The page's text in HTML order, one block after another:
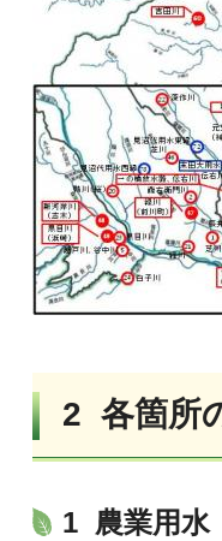
2 各箇所
1 農業用水